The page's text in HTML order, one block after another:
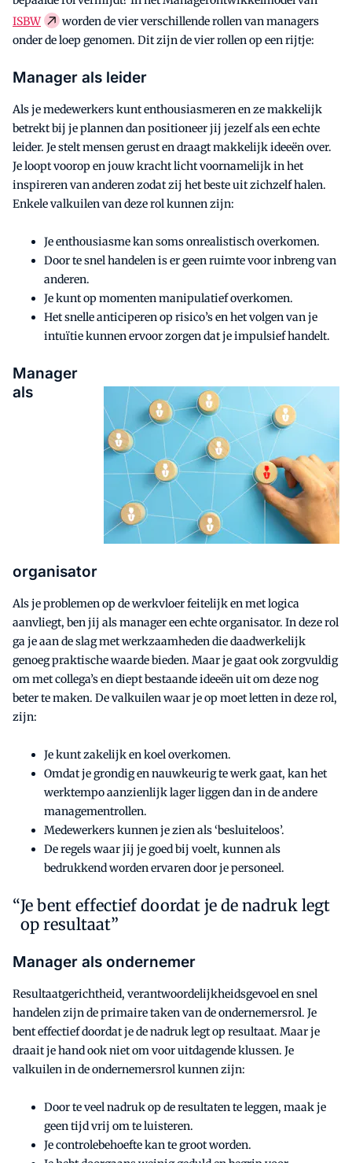
ISBW
worden de vier verschillende rollen van managers
onder de loep genomen. Dit zijn de vier rollen op een rijtje:
Manager als leider
Als je medewerkers kunt enthousiasmeren en ze makkelijk
betrekt bij je plannen dan positioneer jij jezelf als een echte
leider. Je stelt mensen gerust en draagt makkelijk ideeën over.
Je loopt voorop en jouw kracht licht voornamelijk in het
inspireren van anderen zodat zij het beste uit zichzelf halen.
Enkele valkuilen van deze rol kunnen zijn:
Je enthousiasme kan soms onrealistisch overkomen.
Door te snel handelen is er geen ruimte voor inbreng van
anderen.
Je kunt op momenten manipulatief overkomen.
Het snelle anticiperen op risico’s en het volgen van je
intuïtie kunnen ervoor zorgen dat je impulsief handelt.
Manager
als
organisator
Als je problemen op de werkvloer feitelijk en met logica
aanvliegt, ben jij als manager een echte organisator. In deze rol
ga je aan de slag met werkzaamheden die daadwerkelijk
genoeg praktische waarde bieden. Maar je gaat ook zorgvuldig
om met collega’s en diept bestaande ideeën uit om deze nog
beter te maken. De valkuilen waar je op moet letten in deze rol,
zijn:
Je kunt zakelijk en koel overkomen.
Omdat je grondig en nauwkeurig te werk gaat, kan het
werktempo aanzienlijk lager liggen dan in de andere
managementrollen.
Medewerkers kunnen je zien als ‘besluiteloos’.
De regels waar jij je goed bij voelt, kunnen als
bedrukkend worden ervaren door je personeel.
Je bent effectief doordat je de nadruk legt
op resultaat”
Manager als ondernemer
Resultaatgerichtheid, verantwoordelijkheidsgevoel en snel
handelen zijn de primaire taken van de ondernemersrol. Je
bent effectief doordat je de nadruk legt op resultaat. Maar je
draait je hand ook niet om voor uitdagende klussen. Je
valkuilen in de ondernemersrol kunnen zijn:
Door te veel nadruk op de resultaten te leggen, maak je
geen tijd vrij om te luisteren.
Je controlebehoefte kan te groot worden.